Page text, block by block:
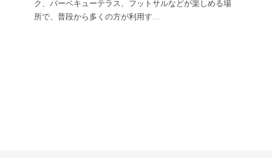
ク、バーベキューテラス、フットサルなどが楽しめる場
所で、普段から多くの方が利用す...